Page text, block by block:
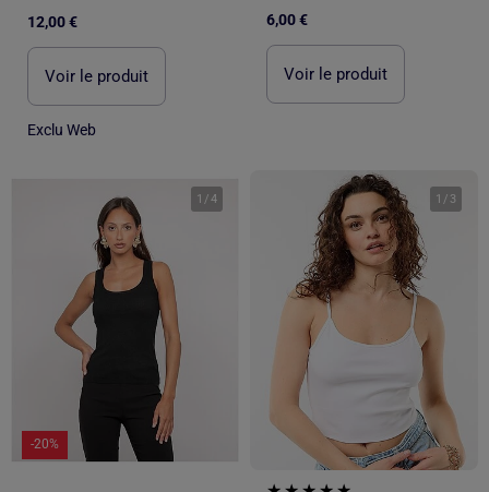
12,00 €
Voir le produit
Exclu Web
6,00 €
Voir le produit
1 /4
-20%
1 / 3